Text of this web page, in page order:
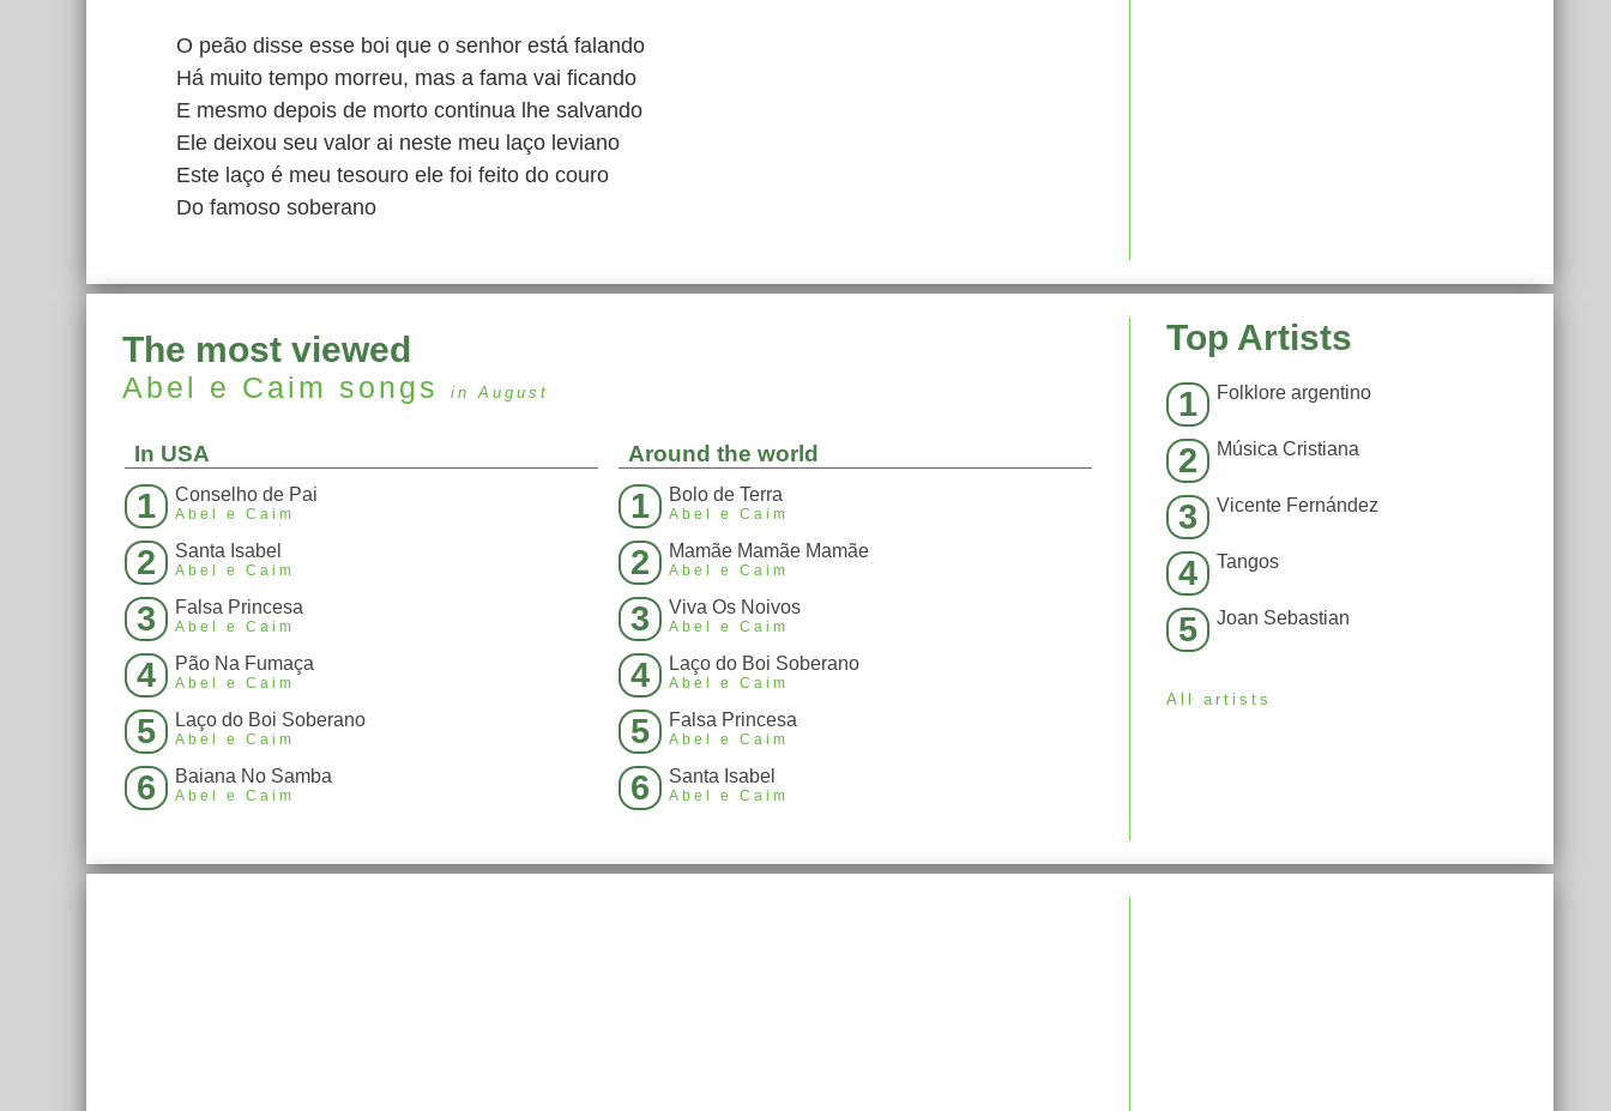
O peão disse esse boi que o senhor está falando
Há muito tempo morreu, mas a fama vai ficando
E mesmo depois de morto continua lhe salvando
Ele deixou seu valor ai neste meu laço leviano
Este laço é meu tesouro ele foi feito do couro
Do famoso soberano
The most viewed
Abel e Caim songs in August
In USA
1 Conselho de Pai
Abel e Caim
2 Santa Isabel
Abel e Caim
3 Falsa Princesa
Abel e Caim
4 Pão Na Fumaça
Abel e Caim
5 Laço do Boi Soberano
Abel e Caim
6 Baiana No Samba
Abel e Caim
Around the world
1 Bolo de Terra
Abel e Caim
2 Mamãe Mamãe Mamãe
Abel e Caim
3 Viva Os Noivos
Abel e Caim
4 Laço do Boi Soberano
Abel e Caim
5 Falsa Princesa
Abel e Caim
6 Santa Isabel
Abel e Caim
Top Artists
1 Folklore argentino
2 Música Cristiana
3 Vicente Fernández
4 Tangos
5 Joan Sebastian
All artists